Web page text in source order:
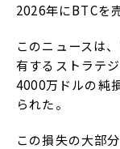
2026年にBTCを
このニュースは
有するストラテ
4000万ドルの純
られた。
この損失の大部